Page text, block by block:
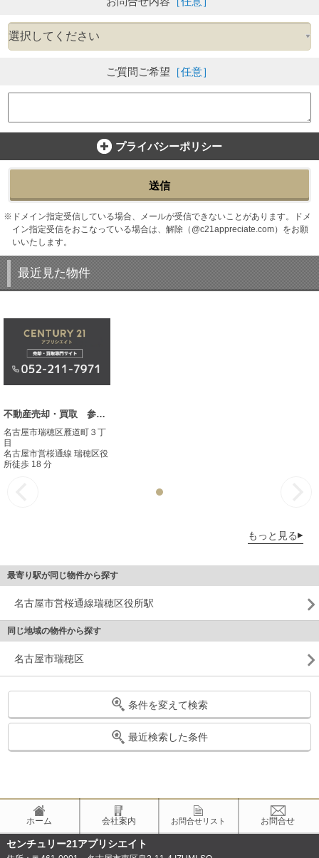
ご質問ご希望 ［任意］
プライバシーポリシー
送信
ドメイン指定受信している場合、メールが受信できないことがあります。ドメ
イン指定受信をおこなっている場合は、解除（@c21appreciate.com）をお願
いいたします。
最近見た物件
不動産売却・買取 参考事例
名古屋市瑞穂区雁道町３丁
目
名古屋市営桜通線 瑞穂区役
所徒歩 18 分
もっと見る
最寄り駅が同じ物件から探す
名古屋市営桜通線瑞穂区役所駅
同じ地域の物件から探す
名古屋市瑞穂区
条件を変えて検索
最近検索した条件
ホーム 会社案内 お問合せリスト お問合せ
センチュリー21アプリシエイト